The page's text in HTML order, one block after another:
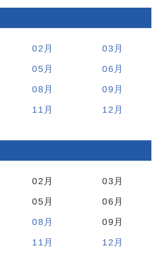
02
03
05
06
08
09
11 12
02
03
05
06
08
09
11 12